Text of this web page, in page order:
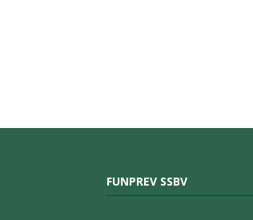
FUNPREV SSBV